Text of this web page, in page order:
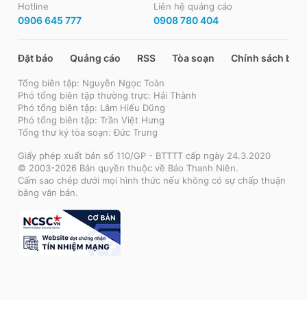
Hotline
0906 645 777
Liên hệ quảng cáo
0908 780 404
Đặt báo Quảng cáo RSS Tòa soạn Chính sách bảo
Tổng biên tập: Nguyễn Ngọc Toàn
Phó tổng biên tập thường trực: Hải Thành
Phó tổng biên tập: Lâm Hiếu Dũng
Phó tổng biên tập: Trần Việt Hưng
Tổng thư ký tòa soạn: Đức Trung
Giấy phép xuất bản số 110/GP - BTTTT cấp ngày 24.3.2020
© 2003-2026 Bản quyền thuộc về Báo Thanh Niên.
Cấm sao chép dưới mọi hình thức nếu không có sự chấp thuận
bằng văn bản.